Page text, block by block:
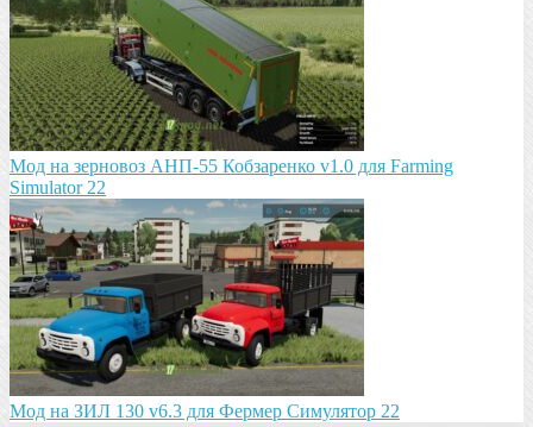
Мод на зeрновоз АНП-55 Кобзарeнко v1.0 для Farming
Simulator 22
Мод на ЗИЛ 130 v6.3 для Фермер Симулятор 22